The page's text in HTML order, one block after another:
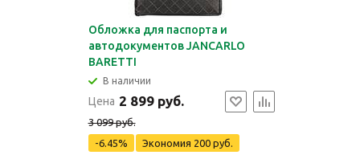
Обложка для паспорта и
автодокументов JANCARLO
BARETTI
В наличии
Цена 2 899 руб.
3 099 руб.
-6.45%
Экономия 200 руб.